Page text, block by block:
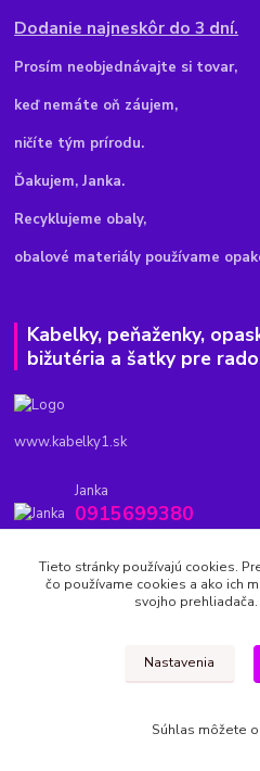
Dodanie najneskôr do 3 dní.
Prosím neobjednávajte si tovar,
keď nemáte oň záujem,
ničíte tým prírodu.
Ďakujem, Janka.
Recyklujeme obaly,
obalové materiály používame
Kabelky, peňaženky,
bižutéria a šatky pre
www.kabelky1.sk
Janka
0915699380
kabelky1.sk@gmail.com
copyright © 2014-
Tieto stránky používajú cookies.
čo používame cookies a ako ich
svojho prehliadača.
Nastavenia
Súhlas môžete